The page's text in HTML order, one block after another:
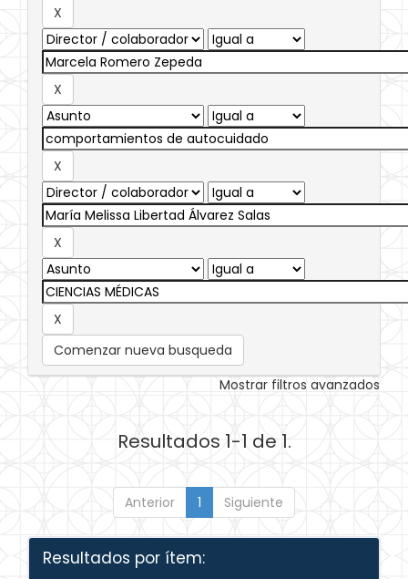
Comenzar nueva busqueda
Mostrar filtros avanzados
Resultados 1-1 de 1.
Anterior 1 Siguiente
Resultados por ítem: